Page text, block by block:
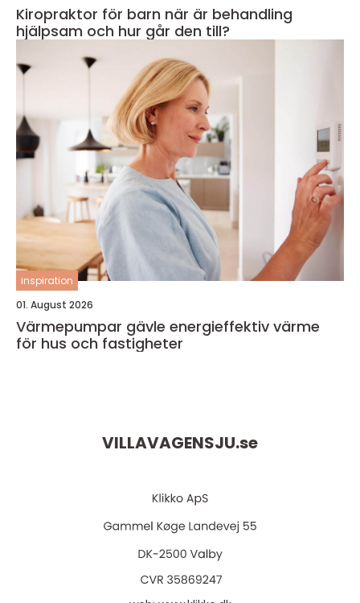
Kiropraktor för barn när är behandling
hjälpsam och hur går den till?
inspiration
01. August 2026
Värmepumpar gävle energieffektiv värme
för hus och fastigheter
VILLAVAGENSJU.se